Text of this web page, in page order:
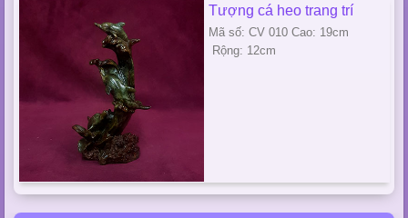
Tượng cá heo trang trí
Mã số: CV 010 Cao: 19cm
Rộng: 12cm